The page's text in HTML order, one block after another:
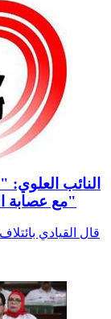
النائب العلوي:
مع عصابة التجمّع .. تذكروا ماحصل مع أحزاب أخرى"
قال القيادي